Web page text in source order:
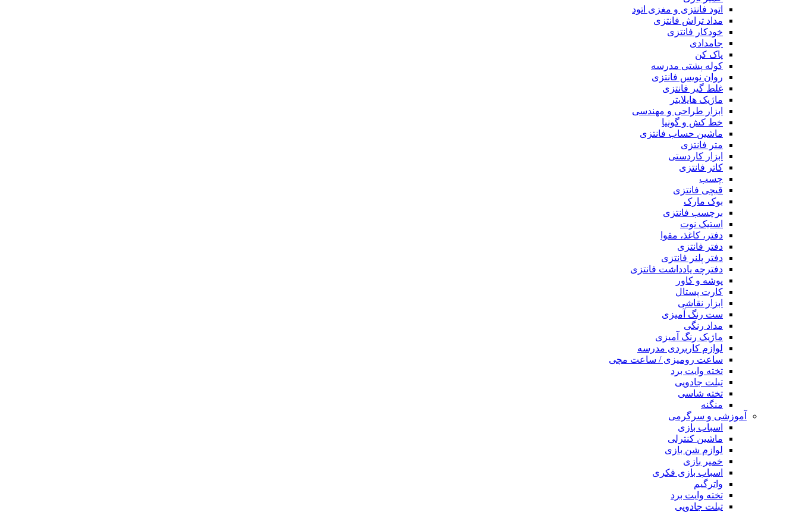
اتود فانتزی و مغزی اتود
مداد تراش فانتزی
خودکار فانتزی
جامدادی
پاک کن
کوله پشتی مدرسه
روان نویس فانتزی
غلط گیر فانتزی
ماژیک هایلایتر
ابزار طراحی و مهندسی
خط کش و گونیا
ماشین حساب فانتزی
متر فانتزی
ابزار کاردستی
کاتر فانتزی
چسب
قیچی فانتزی
بوک مارک
برچسب فانتزی
استیک نوت
دفتر، کاغذ، مقوا
دفتر فانتزی
دفتر پلنر فانتزی
دفترچه یادداشت فانتزی
پوشه و کاور
کارت پستال
ابزار نقاشی
ست رنگ آمیزی
مداد رنگی
ماژیک رنگ آمیزی
لوازم کاربردی مدرسه
ساعت رومیزی / ساعت مچی
تخته وایت برد
تبلت جادویی
تخته شاسی
منگنه
آموزشی و سرگرمی
اسباب بازی
ماشین کنترلی
لوازم شن بازی
خمیر بازی
اسباب بازی فکری
واترگیم
تخته وایت برد
تبلت جادویی